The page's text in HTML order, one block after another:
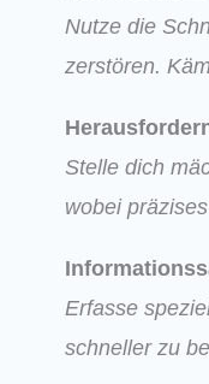
Nutze die
zerstören.
Stelle dich
wobei
Erfasse
schneller zu